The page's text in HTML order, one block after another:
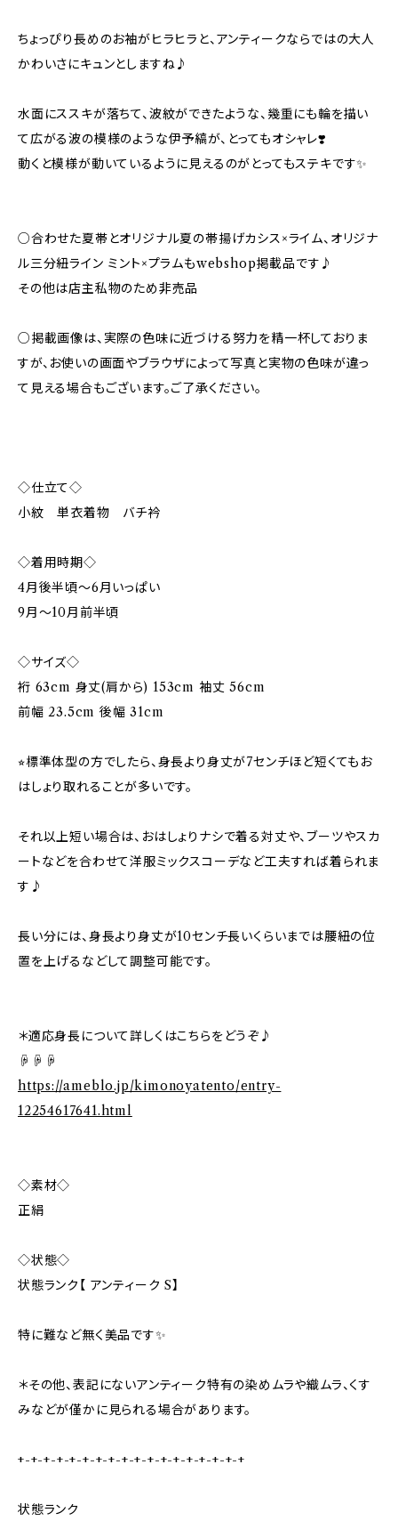
ちょっぴり長めのお袖がヒラヒラと、アンティークならではの大人
かわいさにキュンとしますね♪
水面にススキが落ちて、波紋ができたような、幾重にも輪を描い
て広がる波の模様のような伊予縞が、とってもオシャレ❣️
動くと模様が動いているように見えるのがとってもステキです✨
○合わせた夏帯とオリジナル夏の帯揚げカシス×ライム、オリジナ
ル三分紐ライン ミント×プラムもwebshop掲載品です♪
その他は店主私物のため非売品
○掲載画像は、実際の色味に近づける努力を精一杯しておりま
すが、お使いの画面やブラウザによって写真と実物の色味が違っ
て見える場合もございます。ご了承ください。
◇仕立て◇
小紋 単衣着物 バチ衿
◇着用時期◇
4月後半頃〜6月いっぱい
9月〜10月前半頃
◇サイズ◇
裄 63cm 身丈(肩から) 153cm 袖丈 56cm
前幅 23.5cm 後幅 31cm
⭐︎標準体型の方でしたら、身長より身丈が7センチほど短くてもお
はしょり取れることが多いです。
それ以上短い場合は、おはしょりナシで着る対丈や、ブーツやスカ
ートなどを合わせて洋服ミックスコーデなど工夫すれば着られま
す♪
長い分には、身長より身丈が10センチ長いくらいまでは腰紐の位
置を上げるなどして調整可能です。
＊適応身長について詳しくはこちらをどうぞ♪
☟☟☟
https://ameblo.jp/kimonoyatento/entry-
12254617641.html
◇素材◇
正絹
◇状態◇
状態ランク【 アンティーク S】
特に難など無く美品です✨️
＊その他、表記にないアンティーク特有の染めムラや織ムラ、くす
みなどが僅かに見られる場合があります。
+-+-+-+-+-+-+-+-+-+-+-+-+-+-+-+-+-+
状態ランク